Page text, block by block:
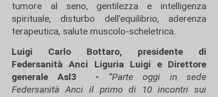
tumore al seno, gentilezza e intelligenza
spirituale, disturbo dell’equilibrio, aderenza
terapeutica, salute muscolo-scheletrica.
Luigi Carlo Bottaro, presidente di
Federsanità Anci Liguria Luigi e Direttore
generale Asl3 - “Parte oggi in sede
Federsanità Anci il primo di 10 incontri sui